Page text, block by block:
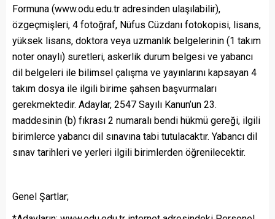
Formuna (www.odu.edu.tr adresinden ulaşılabilir),
özgeçmişleri, 4 fotoğraf, Nüfus Cüzdanı fotokopisi, lisans,
yüksek lisans, doktora veya uzmanlık belgelerinin (1 takım
noter onaylı) suretleri, askerlik durum belgesi ve yabancı
dil belgeleri ile bilimsel çalışma ve yayınlarını kapsayan 4
takım dosya ile ilgili birime şahsen başvurmaları
gerekmektedir. Adaylar, 2547 Sayılı Kanun’un 23.
maddesinin (b) fıkrası 2 numaralı bendi hükmü gereği, ilgili
birimlerce yabancı dil sınavına tabi tutulacaktır. Yabancı dil
sınav tarihleri ve yerleri ilgili birimlerden öğrenilecektir.
Genel Şartlar;